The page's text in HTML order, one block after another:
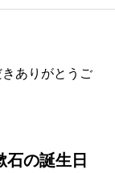
ありがとうご
の誕生日